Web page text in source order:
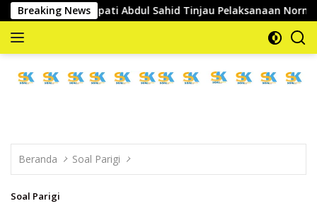
Langsung
ke
konten
Breaking News
Abdul Sahid Tinjau Pelaksanaan Normalisasi Sungai di
mengabarkan
Beranda Soal Parigi
Soal Parigi